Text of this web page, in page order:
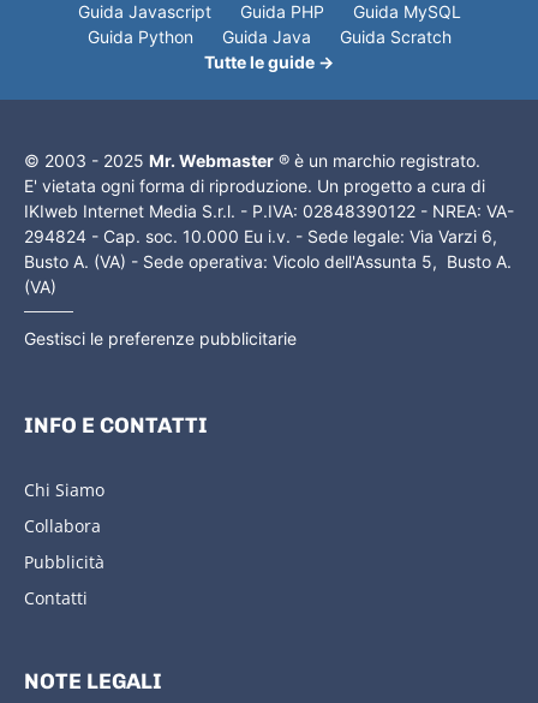
Guida Javascript
Guida PHP
Guida MySQL
Guida Python
Guida Java
Guida Scratch
Tutte le guide →
© 2003 - 2025 Mr. Webmaster ® è un marchio registrato.
E' vietata ogni forma di riproduzione. Un progetto a cura di
IKIweb Internet Media S.r.l. - P.IVA: 02848390122 - NREA: VA-
294824 - Cap. soc. 10.000 Eu i.v. - Sede legale: Via Varzi 6,
Busto A. (VA) - Sede operativa: Vicolo dell'Assunta 5, Busto A.
(VA)
Gestisci le preferenze pubblicitarie
INFO E CONTATTI
Chi Siamo
Collabora
Pubblicità
Contatti
NOTE LEGALI